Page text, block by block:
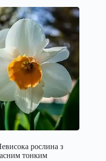
рослина з
тонким